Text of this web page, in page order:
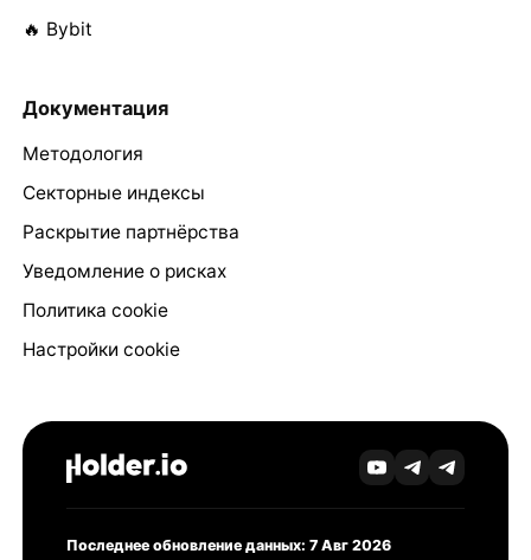
🔥 Bybit
Документация
Методология
Секторные индексы
Раскрытие партнёрства
Уведомление о рисках
Политика cookie
Настройки cookie
Последнее обновление данных: 7 Авг 2026